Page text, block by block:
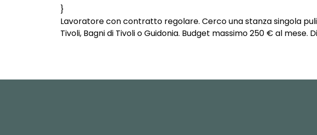
}
Lavoratore con contratto regolare. Cerco una stanza singola
Tivoli, Bagni di Tivoli o Guidonia. Budget massimo 250 € al mese.